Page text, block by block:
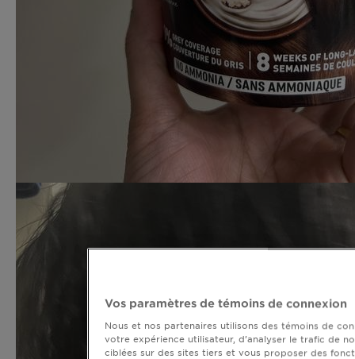
Vos paramètres de témoins de connexion
Nous et nos partenaires utilisons des témoins de
votre expérience utilisateur, d’analyser le trafic de
ciblées sur des sites tiers et vous proposer des